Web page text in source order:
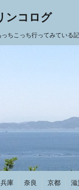
ンコログ
っちこっち行ってみている
兵庫 奈良 京都 滋